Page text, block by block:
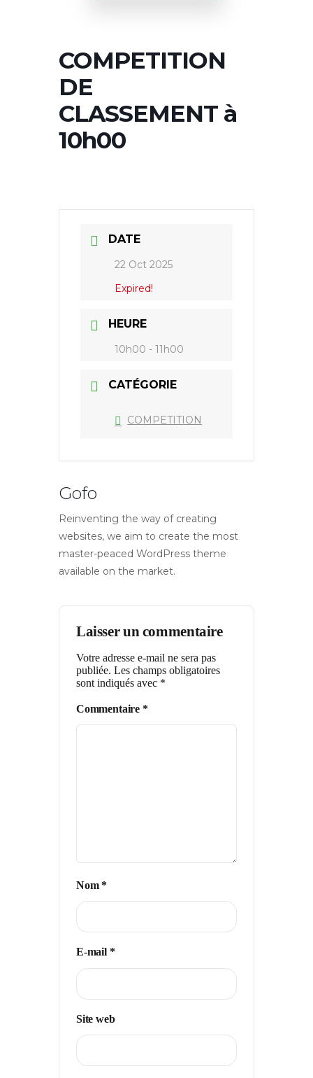
COMPETITION
DE
CLASSEMENT à
10h00
DATE
22 Oct 2025
Expired!
HEURE
10h00 - 11h00
CATÉGORIE
COMPETITION
Gofo
Reinventing the way of creating
websites, we aim to create the most
master-peaced WordPress theme
available on the market.
Laisser un commentaire
Votre adresse e-mail ne sera pas
publiée. Les champs obligatoires
sont indiqués avec *
Commentaire *
Nom *
E-mail *
Site web